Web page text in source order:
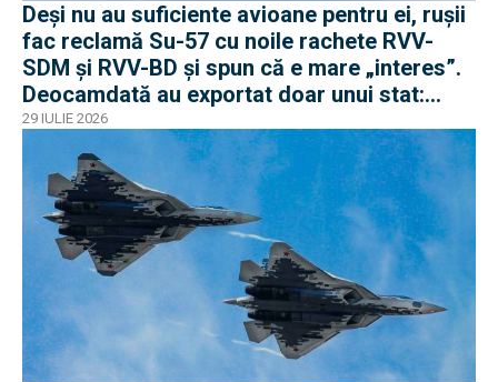
Deși nu au suficiente avioane pentru ei, rușii
fac reclamă Su-57 cu noile rachete RVV-
SDM și RVV-BD și spun că e mare „interes”.
Deocamdată au exportat doar unui stat:
Algeria
29 IULIE 2026